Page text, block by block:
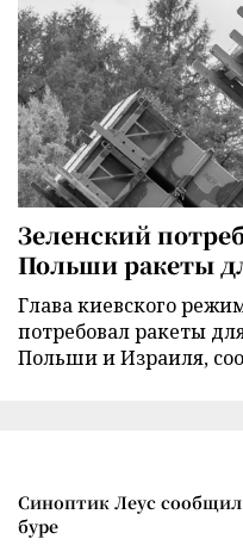
Зеленский
Польши ракеты
Глава киевского
потребовал ракеты
Польши и Израиля,
Синоптик Леус
буре